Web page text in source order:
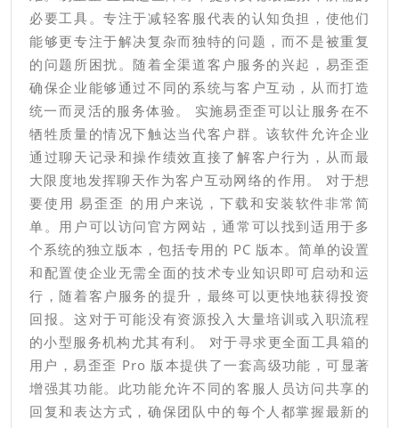
必要工具。专注于减轻客服代表的认知负担，使他们
能够更专注于解决复杂而独特的问题，而不是被重复
的问题所困扰。随着全渠道客户服务的兴起，易歪歪
确保企业能够通过不同的系统与客户互动，从而打造
统一而灵活的服务体验。 实施易歪歪可以让服务在不
牺牲质量的情况下触达当代客户群。该软件允许企业
通过聊天记录和操作绩效直接了解客户行为，从而最
大限度地发挥聊天作为客户互动网络的作用。 对于想
要使用 易歪歪 的用户来说，下载和安装软件非常简
单。用户可以访问官方网站，通常可以找到适用于多
个系统的独立版本，包括专用的 PC 版本。简单的设置
和配置使企业无需全面的技术专业知识即可启动和运
行，随着客户服务的提升，最终可以更快地获得投资
回报。这对于可能没有资源投入大量培训或入职流程
的小型服务机构尤其有利。 对于寻求更全面工具箱的
用户，易歪歪 Pro 版本提供了一套高级功能，可显著
增强其功能。此功能允许不同的客服人员访问共享的
回复和表达方式，确保团队中的每个人都掌握最新的